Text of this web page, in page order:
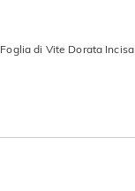
di Vite Dorata Incisa